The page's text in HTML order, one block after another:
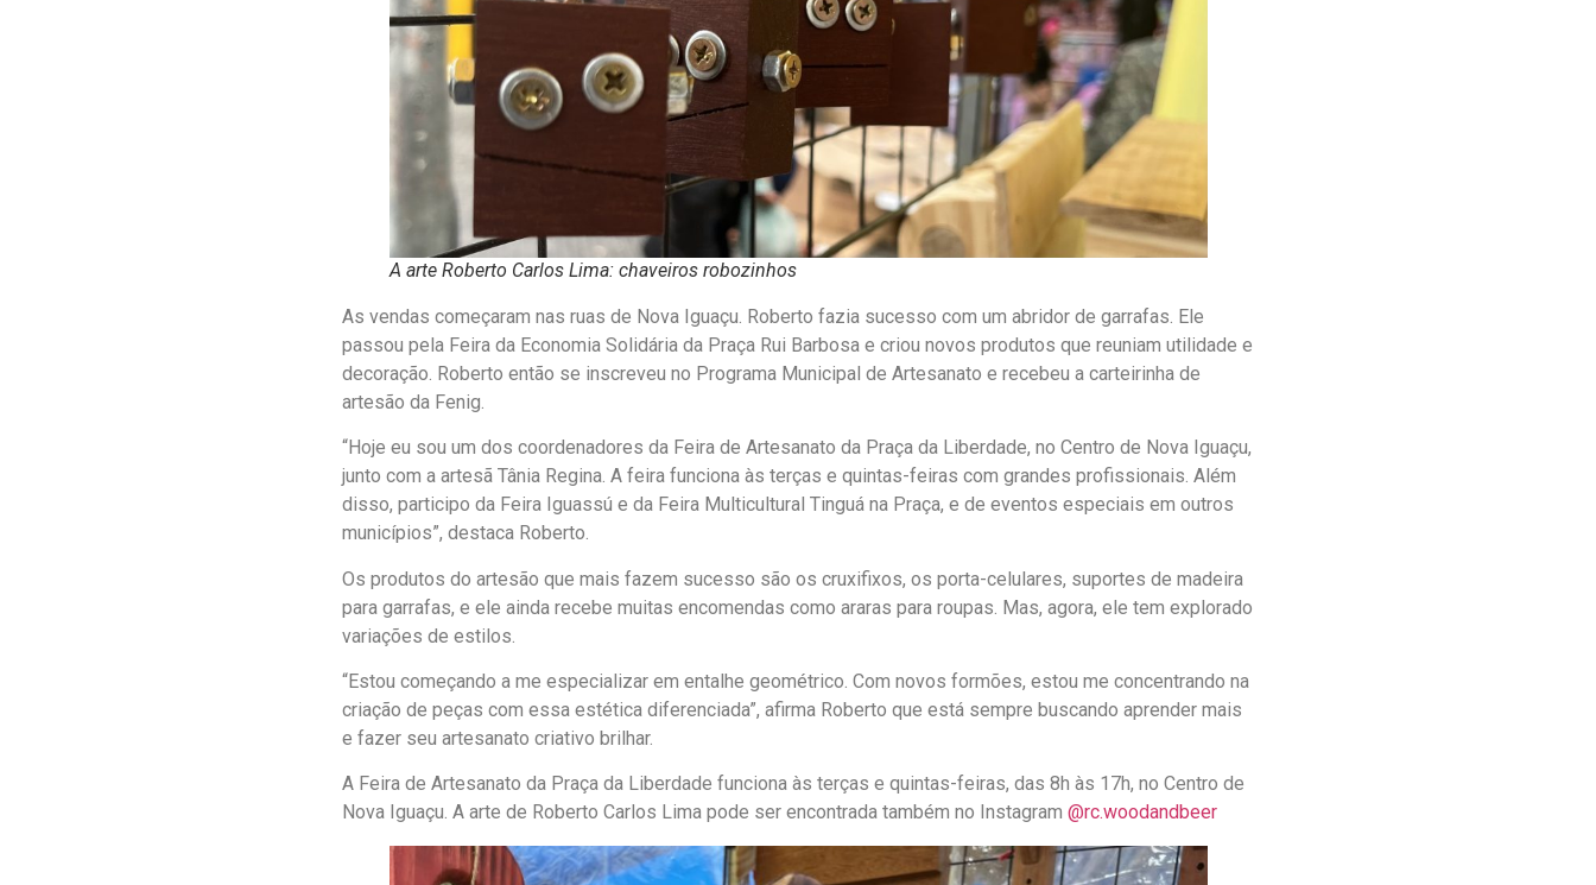
A arte Roberto Carlos Lima: chaveiros robozinhos
As vendas começaram nas ruas de Nova Iguaçu. Roberto fazia sucesso com um abridor de garrafas. Ele
passou pela Feira da Economia Solidária da Praça Rui Barbosa e criou novos produtos que reuniam utilidade e
decoração. Roberto então se inscreveu no Programa Municipal de Artesanato e recebeu a carteirinha de
artesão da Fenig.
“Hoje eu sou um dos coordenadores da Feira de Artesanato da Praça da Liberdade, no Centro de Nova Iguaçu,
junto com a artesã Tânia Regina. A feira funciona às terças e quintas-feiras com grandes profissionais. Além
disso, participo da Feira Iguassú e da Feira Multicultural Tinguá na Praça, e de eventos especiais em outros
municípios”, destaca Roberto.
Os produtos do artesão que mais fazem sucesso são os cruxifixos, os porta-celulares, suportes de madeira
para garrafas, e ele ainda recebe muitas encomendas como araras para roupas. Mas, agora, ele tem explorado
variações de estilos.
“Estou começando a me especializar em entalhe geométrico. Com novos formões, estou me concentrando na
criação de peças com essa estética diferenciada”, afirma Roberto que está sempre buscando aprender mais
e fazer seu artesanato criativo brilhar.
A Feira de Artesanato da Praça da Liberdade funciona às terças e quintas-feiras, das 8h às 17h, no Centro de
Nova Iguaçu. A arte de Roberto Carlos Lima pode ser encontrada também no Instagram @rc.woodandbeer